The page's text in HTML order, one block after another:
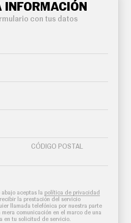
con tus datos
CÓDIGO POSTAL
aceptas la política de privacidad
la prestación del servicio
llamada telefónica por nuestra parte
comunicación en el marco de una
en tu solicitud de servicio.